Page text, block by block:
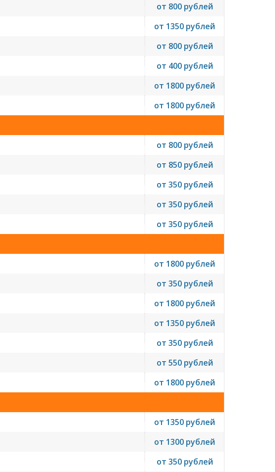
от 800 рублей
от 1350 рублей
от 800 рублей
от 400 рублей
от 1800 рублей
от 1800 рублей
от 800 рублей
от 850 рублей
от 350 рублей
от 350 рублей
от 350 рублей
от 1800 рублей
от 350 рублей
от 1800 рублей
от 1350 рублей
от 350 рублей
от 550 рублей
от 1800 рублей
от 1350 рублей
от 1300 рублей
от 350 рублей